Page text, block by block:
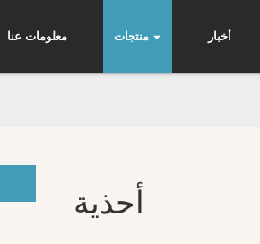
معلومات عنا منتجات أخبار
أحذية